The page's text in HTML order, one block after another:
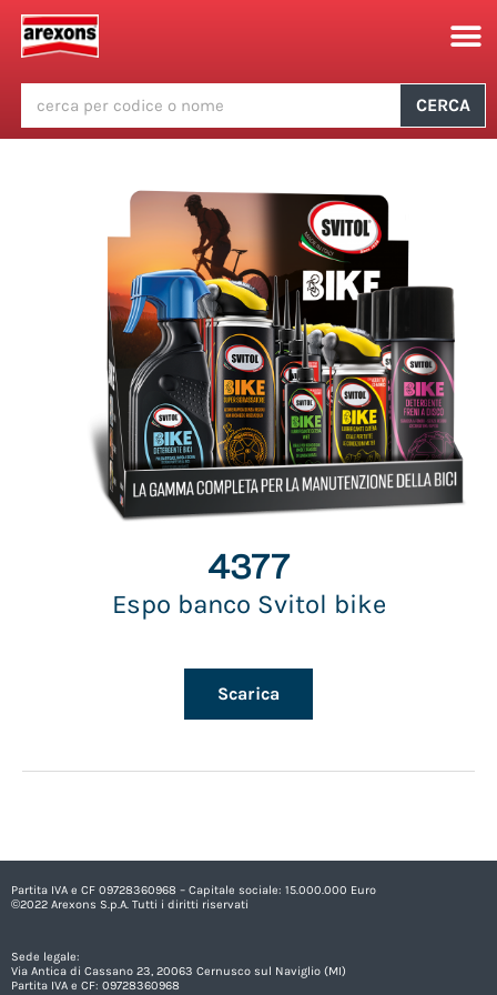
CERCA
4377
Espo banco Svitol bike
Scarica
Partita IVA e CF 09728360968 – Capitale sociale: 15.000.000 Euro
©2022 Arexons S.p.A. Tutti i diritti riservati
Sede legale:
Via Antica di Cassano 23, 20063 Cernusco sul Naviglio (MI)
Partita IVA e CF: 09728360968